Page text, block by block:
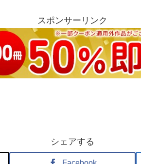
スポンサーリンク
シェアする